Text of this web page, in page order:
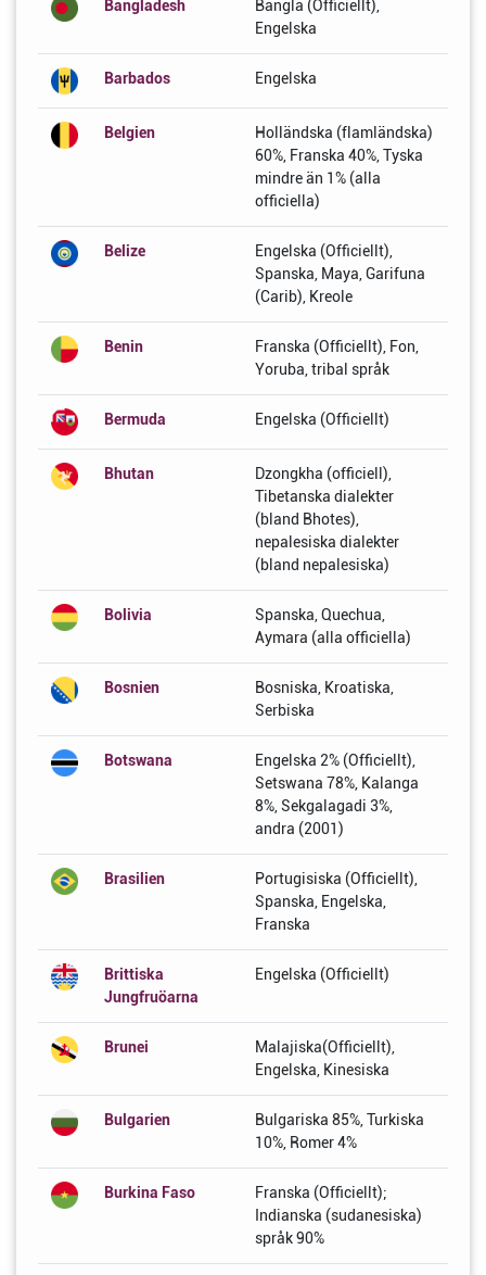
Bangladesh
Bangla (Officiellt),
Engelska
Barbados Engelska
Belgien
Holländska (flamländska)
60%, Franska 40%, Tyska
mindre än 1% (alla
officiella)
Belize
Engelska (Officiellt),
Spanska, Maya, Garifuna
(Carib), Kreole
Benin
Franska (Officiellt), Fon,
Yoruba, tribal språk
Bermuda Engelska (Officiellt)
Bhutan
Dzongkha (officiell),
Tibetanska dialekter
(bland Bhotes),
nepalesiska dialekter
(bland nepalesiska)
Bolivia
Spanska, Quechua,
Aymara (alla officiella)
Bosnien
Bosniska, Kroatiska,
Serbiska
Botswana
Engelska 2% (Officiellt),
Setswana 78%, Kalanga
8%, Sekgalagadi 3%,
andra (2001)
Brasilien
Portugisiska (Officiellt),
Spanska, Engelska,
Franska
Brittiska
Jungfruöarna
Engelska (Officiellt)
Brunei
Malajiska(Officiellt),
Engelska, Kinesiska
Bulgarien
Bulgariska 85%, Turkiska
10%, Romer 4%
Burkina Faso
Franska (Officiellt);
Indianska (sudanesiska)
språk 90%